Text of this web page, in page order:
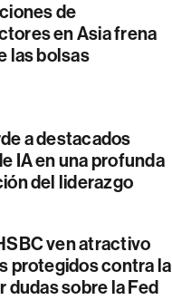
de
en Asia frena
las bolsas
a destacados
IA en una profunda
del liderazgo
ven atractivo
protegidos contra la
dudas sobre la Fed